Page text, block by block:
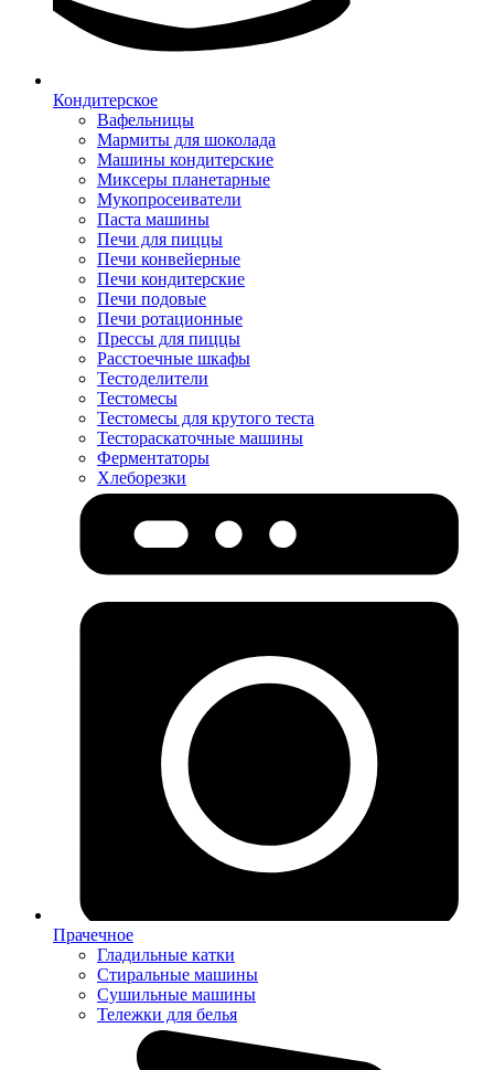
Кондитерское
Вафельницы
Мармиты для шоколада
Машины кондитерские
Миксеры планетарные
Мукопросеиватели
Паста машины
Печи для пиццы
Печи конвейерные
Печи кондитерские
Печи подовые
Печи ротационные
Прессы для пиццы
Расстоечные шкафы
Тестоделители
Тестомесы
Тестомесы для крутого теста
Тестораскаточные машины
Ферментаторы
Хлеборезки
Прачечное
Гладильные катки
Стиральные машины
Сушильные машины
Тележки для белья